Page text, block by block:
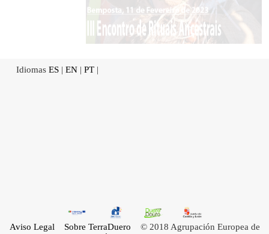
Idiomas ES | EN | PT |
Aviso Legal Sobre TerraDuero © 2018 Agrupación Europea de